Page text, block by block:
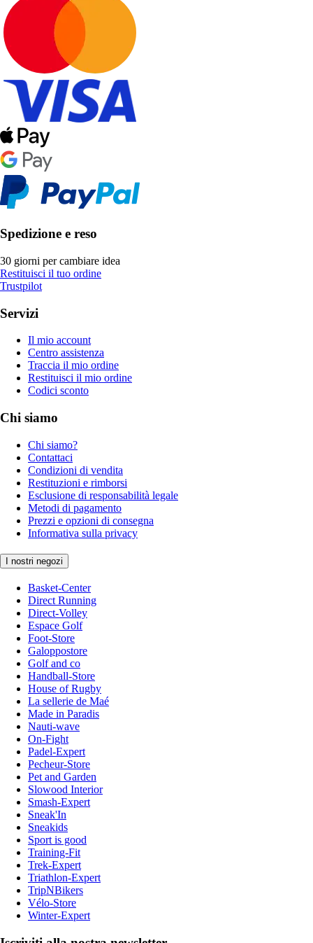
Spedizione e reso
30 giorni per cambiare idea
Restituisci il tuo ordine
Trustpilot
Servizi
Il mio account
Centro assistenza
Traccia il mio ordine
Restituisci il mio ordine
Codici sconto
Chi siamo
Chi siamo?
Contattaci
Condizioni di vendita
Restituzioni e rimborsi
Esclusione di responsabilità legale
Metodi di pagamento
Prezzi e opzioni di consegna
Informativa sulla privacy
I nostri negozi
Basket-Center
Direct Running
Direct-Volley
Espace Golf
Foot-Store
Galoppostore
Golf and co
Handball-Store
House of Rugby
La sellerie de Maé
Made in Paradis
Nauti-wave
On-Fight
Padel-Expert
Pecheur-Store
Pet and Garden
Slowood Interior
Smash-Expert
Sneak'In
Sneakids
Sport is good
Training-Fit
Trek-Expert
Triathlon-Expert
TripNBikers
Vélo-Store
Winter-Expert